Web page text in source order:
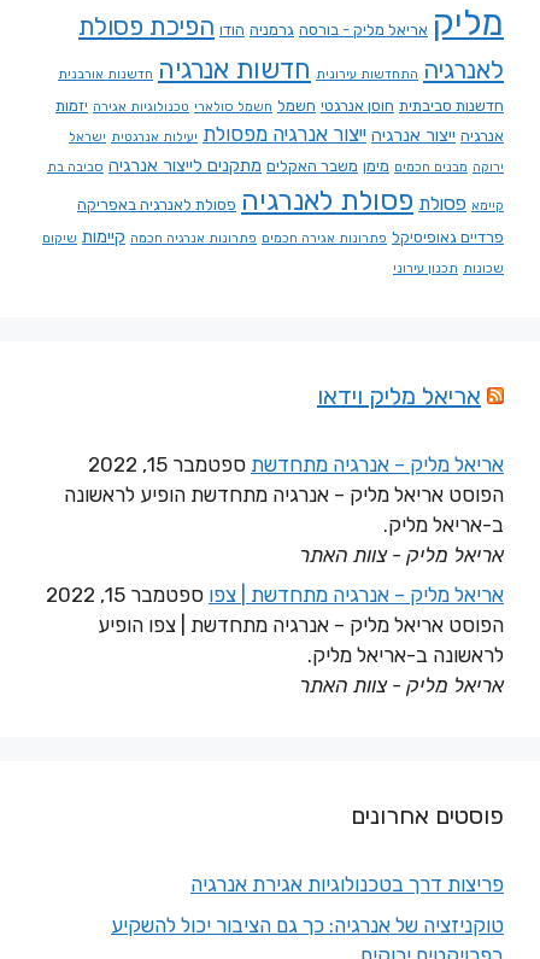
מליק אריאל מליק - בורסה גרמניה הודו הפיכת פסולת
לאנרגיה התחדשות עירונית חדשות אנרגיה חדשנות אורבנית
חדשנות סביבתית חוסן אנרגטי חשמל חשמל סולארי טכנולוגיות אגירה יזמות
אנרגיה ייצור אנרגיה ייצור אנרגיה מפסולת יעילות אנרגטית ישראל
ירוקה מבנים חכמים מימן משבר האקלים מתקנים לייצור אנרגיה סביבה בת
קיימא פסולת פסולת לאנרגיה פסולת לאנרגיה באפריקה
פרדיים גאופיסיקל פתרונות אגירה חכמים פתרונות אנרגיה חכמה קיימות שיקום
שכונות תכנון עירוני
אריאל מליק וידאו
אריאל מליק – אנרגיה מתחדשת ספטמבר 15, 2022
הפוסט אריאל מליק – אנרגיה מתחדשת הופיע לראשונה
ב-אריאל מליק.
אריאל מליק - צוות האתר
אריאל מליק – אנרגיה מתחדשת | צפו ספטמבר 15, 2022
הפוסט אריאל מליק – אנרגיה מתחדשת | צפו הופיע
לראשונה ב-אריאל מליק.
אריאל מליק - צוות האתר
פוסטים אחרונים
פריצות דרך בטכנולוגיות אגירת אנרגיה
טוקניזציה של אנרגיה: כך גם הציבור יכול להשקיע